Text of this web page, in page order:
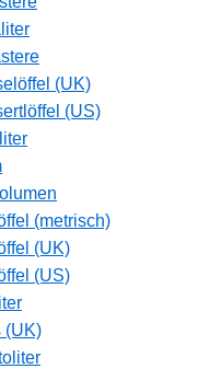
(UK)
(US)
(metrisch)
(UK)
(US)
(UK)